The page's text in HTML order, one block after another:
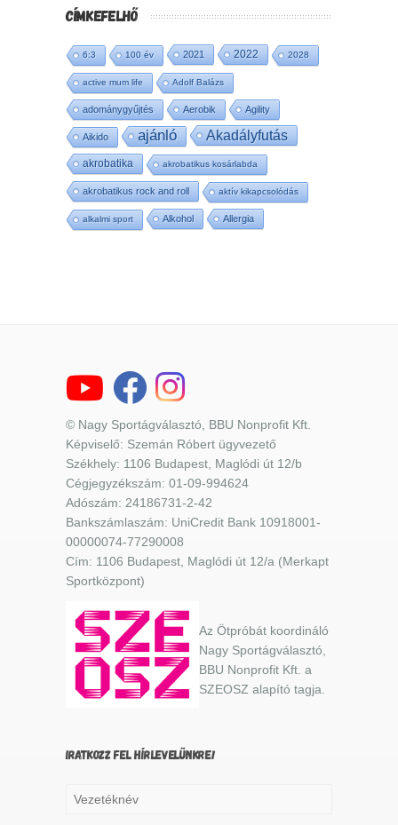
CÍMKEFELHŐ
6:3 100 év 2021 2022 2028
active mum life Adolf Balázs
adománygyűjtés Aerobik Agility
Aikido ajánló Akadályfutás
akrobatika akrobatikus kosárlabda
akrobatikus rock and roll aktív kikapcsolódás
alkalmi sport Alkohol Allergia
© Nagy Sportágválasztó, BBU Nonprofit Kft.
Képviselő: Szemán Róbert ügyvezető
Székhely: 1106 Budapest, Maglódi út 12/b
Cégjegyzékszám: 01-09-994624
Adószám: 24186731-2-42
Bankszámlaszám: UniCredit Bank 10918001-
00000074-77290008
Cím: 1106 Budapest, Maglódi út 12/a (Merkapt
Sportközpont)
Az Ötpróbát koordináló
Nagy Sportágválasztó,
BBU Nonprofit Kft. a
SZEOSZ alapító tagja.
IRATKOZZ FEL HÍRLEVELÜNKRE!